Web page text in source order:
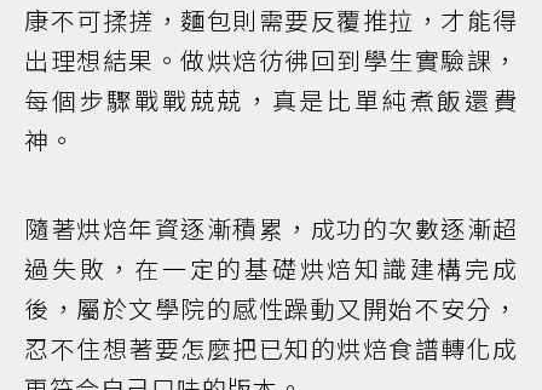
康不可揉搓，麵包則需要反覆推拉，才能得
出理想結果。做烘焙彷彿回到學生實驗課，
每個步驟戰戰兢兢，真是比單純煮飯還費
神。
隨著烘焙年資逐漸積累，成功的次數逐漸超
過失敗，在一定的基礎烘焙知識建構完成
後，屬於文學院的感性躁動又開始不安分，
忍不住想著要怎麼把已知的烘焙食譜轉化成